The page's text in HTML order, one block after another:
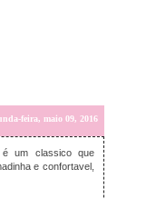
feira, maio 09, 2016
um classico que
e confortavel,